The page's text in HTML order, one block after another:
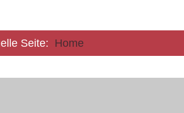
Seite: Home